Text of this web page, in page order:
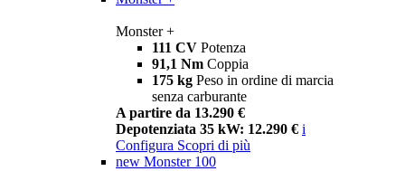
Monster +
111 CV Potenza
91,1 Nm Coppia
175 kg Peso in ordine di marcia
senza carburante
A partire da 13.290 €
Depotenziata 35 kW: 12.290 € i
Configura Scopri di più
new Monster 100